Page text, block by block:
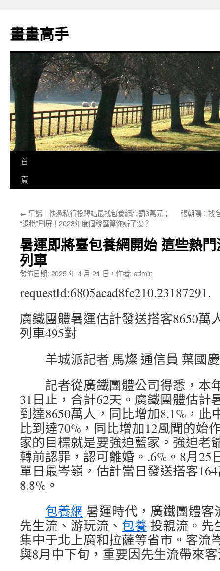
主
要
畫畫高手
首
頁
← 早讀｜快遞私行投驛站最找包養網高罰3萬元；
“退稅”刷屏！2023年度個稅匯算你辦了沒？
張朝陽：找
暑運即將臺包養網開始 這些熱
列車
發佈日期: 2025 年 4 月 21 日 ， 作者: admin
requestId:6805acad8fc210.23187291.
廣鐵團體暑運估計發送搭客8650萬
列車495對
羊城派記者 馬燦 通信員 葉國
記者從廣鐵團體公司得悉，本
31日止，合計62天。廣鐵團體估計
到達8650萬人，同比增加8.1%，此
比到達70%，同比增加12風聞的始
家的目標就是要強迫藍家。強迫老
轉前認罪，認可離婚。.6%。8月25
單日最岑嶺，估計當日發送搭客
8.8%。
包養網 暑運時代，廣鐵團體客
先生流、游玩流、 包養 投親流。先
集中于北上廣和拉薩等省市。客流
與8月中下旬，重要因先生流帶來